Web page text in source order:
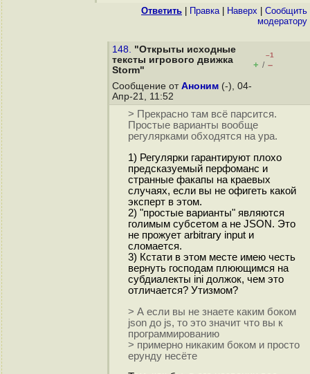
Ответить Правка| Наверх
Cообщить
модератору
148. "Открыты исходные
тексты игрового движка
Storm"
–1
+ / –
Сообщение от Аноним (-), 04-
Апр-21, 11:52
> Прекрасно там всё парсится.
Простые варианты вообще
регулярками обходятся на ура.
1) Регулярки гарантируют плохо
предсказуемый перфоманс и
странные факапы на краевых
случаях, если вы не офигеть какой
эксперт в этом.
2) "простые варианты" являются
голимым субсетом а не JSON. Это
не прожует arbitrary input и
сломается.
3) Кстати в этом месте имею честь
вернуть господам плюющимся на
субдиалекты ini должок, чем это
отличается? Утизмом?
> А если вы не знаете каким боком
json до js, то это значит что вы к
программированию
> примерно никаким боком и просто
ерунду несёте